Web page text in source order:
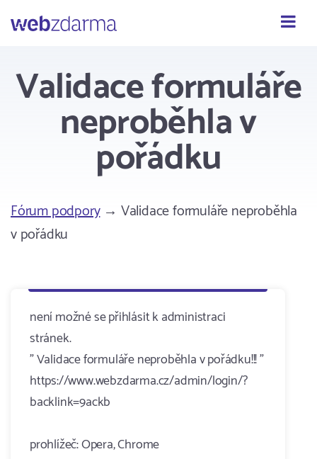
Webzdarma
Validace formuláře
neproběhla v
pořádku
Fórum podpory→ Validace formuláře neproběhla
v pořádku
není možné se přihlásit k administraci
stránek.
" Validace formuláře neproběhla v pořádku!!! "
https://www.webzdarma.cz/admin/login/?
backlink=9ackb
prohlížeč: Opera, Chrome